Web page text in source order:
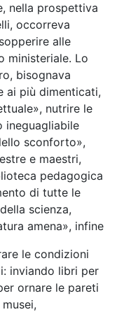
nella prospettiva
occorreva
alle
ministeriale. Lo
bisognava
ai più dimenticati,
nutrire le
ineguagliabile
sconforto»,
e maestri,
pedagogica
di tutte le
scienza,
amena», infine
le condizioni
inviando libri per
ornare le pareti